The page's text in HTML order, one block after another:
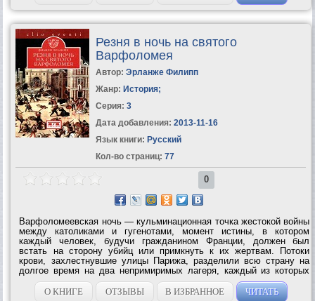
Резня в ночь на святого
Варфоломея
Автор: Эрланже Филипп
Жанр: История;
Серия: 3
Дата добавления: 2013-11-16
Язык книги: Русский
Кол-во страниц: 77
0
Варфоломеевская ночь — кульминационная точка жестокой войны
между католиками и гугенотами, момент истины, в котором
каждый человек, будучи гражданином Франции, должен был
встать на сторону убийц или примкнуть к их жертвам. Потоки
крови, захлестнувшие улицы Парижа, разделили всю страну на
долгое время на два непримиримых лагеря, каждый из которых
считал себя правым. В ту ночь решалась судьба государства,
избравшего, в конечном...
О КНИГЕ ОТЗЫВЫ В ИЗБРАННОЕ ЧИТАТЬ